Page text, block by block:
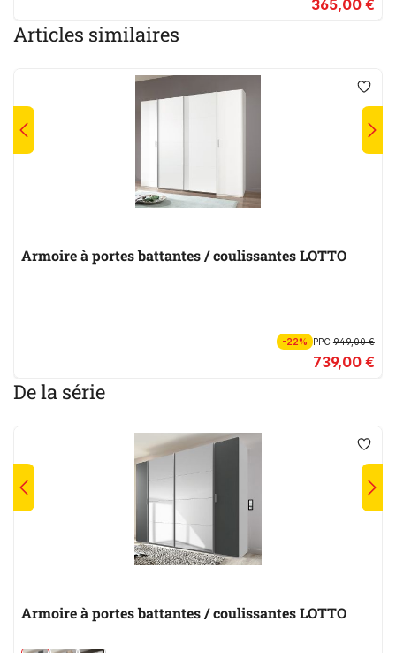
365,00 €
Articles similaires
Armoire à portes battantes / coulissantes LOTTO
-22% PPC949,00 €
739,00 €
De la série
Armoire à portes battantes / coulissantes LOTTO